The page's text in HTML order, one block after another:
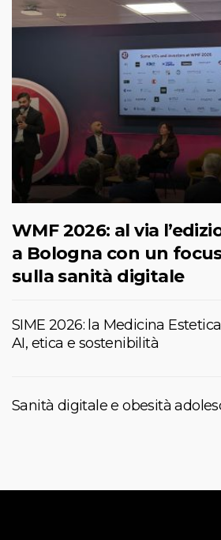
WMF 2026: al via
a Bologna con un
sulla sanità digitale
SIME 2026: la Medicina
AI, etica e sostenibilità
Sanità digitale e obesità